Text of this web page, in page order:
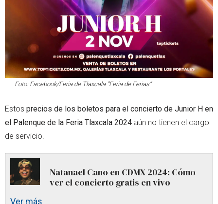
Foto: Facebook/Feria de Tlaxcala “Feria de Ferias”
Estos precios de los boletos para el concierto de Junior H en
el Palenque de la Feria Tlaxcala 2024 aún no tienen el cargo
de servicio.
Natanael Cano en CDMX 2024: Cómo
ver el concierto gratis en vivo
Ver más